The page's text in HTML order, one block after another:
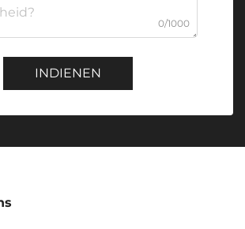
0/1000
INDIENEN